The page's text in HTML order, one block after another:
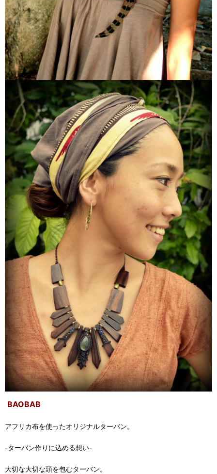
BAOBAB
アフリカ布を使ったオリジナルターバン。
-ターバン作りに込める想い-
大切な大切な頭を包むターバン。